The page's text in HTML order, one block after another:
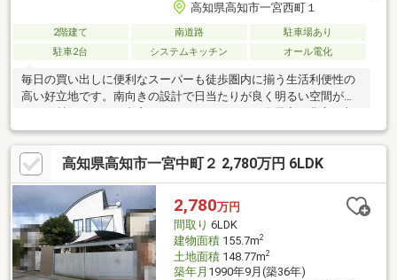
高知県高知市一宮西町１
2階建て 南道路
駐車場あり
駐車2台
システムキッチン オール電化
毎日の買い出しに便利なスーパーも徒歩圏内に揃う生活利便性の
高い好立地です。南向きの設計で日当たりが良く明るい空間が広
納スペースを完備しているため、お部屋をいつでもすっきりと綺
麗な状態に保てて快適です。一宮小学校が身近な距離にあり、毎
日の通学もお子様を笑顔で送り出せる安心感に満ちた住環境が魅
力です。
高知県高知市一宮中町２ 2,780万円 6LDK
2,780万円
間取り 6LDK
建物面積155.7m2
土地面積148.77m2
築年月 1990年9月(築36年)